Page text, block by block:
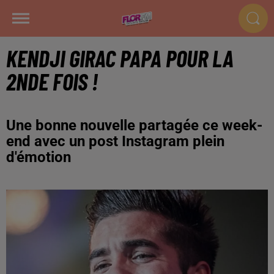
KENDJI GIRAC PAPA POUR LA
2NDE FOIS !
Une bonne nouvelle partagée ce week-
end avec un post Instagram plein
d'émotion